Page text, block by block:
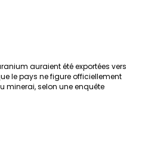
auraient été exportées vers
le pays ne figure officiellement
minerai, selon une enquête